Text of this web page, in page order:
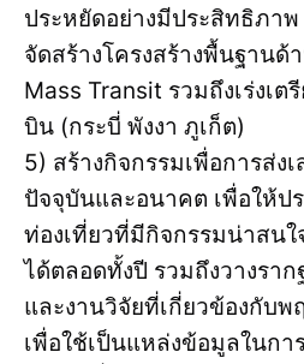
ประหยัดอย่างมีประสิทธิภา
จัดสร้างโครงสร้างพื้นฐาน
Mass Transit รวมถึงเร่งเต
บิน (กระบี่ พังงา ภูเก็ต)
5) สร้างกิจกรรมเพื่อการส่ง
ปัจจุบันและอนาคต เพื่อให้ป
ท่องเที่ยวที่มีกิจกรรมน่าสนใ
ได้ตลอดทั้งปี รวมถึงวางรา
และงานวิจัยที่เกี่ยวข้องกับพ
เพื่อใช้เป็นแหล่งข้อมูลในกา